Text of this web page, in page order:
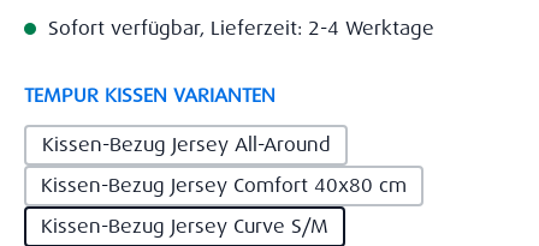
Sofort verfügbar, Lieferzeit: 2-4 Werktage
TEMPUR KISSEN VARIANTEN
Kissen-Bezug Jersey All-Around
Kissen-Bezug Jersey Comfort 40x80 cm
Kissen-Bezug Jersey Curve S/M